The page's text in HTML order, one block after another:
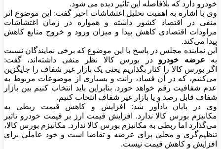
خودرو دارد که بلافاصله این تاثیر دیده می شود.
وی با اشاره به اهمیت تحلیل اغتشاشات اخیر گفت: این موضوع اثر
منفی در اقتصاد کشور داشته و همواره در زمان اغتشاشات
مراودات اقتصادی کاهش پیدا و میزان ورود و خروج منابع کاهش
پیدا می‌کند.
این نماینده مجلس در پاسخ با این موضوع که برخی نمایندگان نسبت
به عرضه خودرو در بورس کالا نظر منفی داشته‌اند، گفت:
اگر بورس کالا را کنار بگذاریم یعنی یک بازار غیر شفاف را جایگزین
می‌کنیم، که در آن فساد، رانت و بسیاری از موضوعات مربوط به
عدم شفافیت رقم خواهد خورد. بنابراین باید انتخاب کنیم بین بازار
شفاف قابل رصد و یا بازار غیر شفاف انتخاب کنیم.
وی در پایان یادآور شد: افزایش و کاهش قیمت ربطی به
مکانیزم بورس کالا ندارد. افزایش قیمت ارز بر قیمت خودرو تاثیر
می‌گذارد اما ربطی به مکانیزم بورس کالا ندارد. مکانیزم بورس کالا،
تنظیم‌گری و محلی برای عرضه و تقاضا است و خود عاملی برای
افزایش و کاهش قیمت نیست.